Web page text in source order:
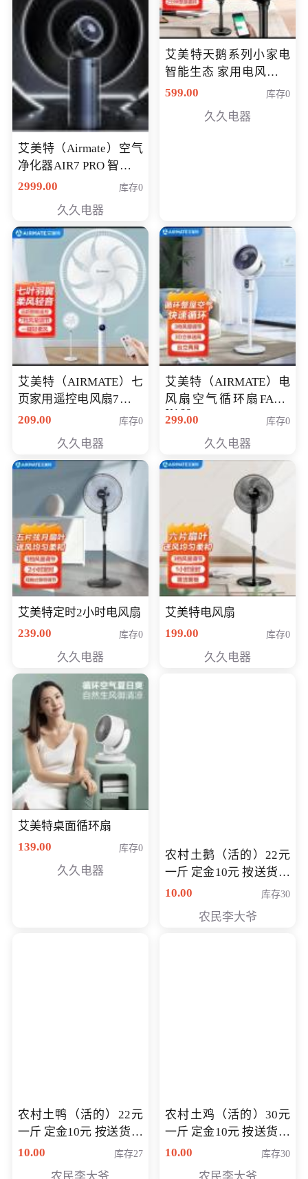
艾美特（Airmate）空气
净化器AIR7 PRO 智能全
屋空气循环负离子旗舰
2999.00 库存0
久久电器
艾美特天鹅系列小家电
智能生态 家用电风扇直
流变频节能轻音空气循
鹅，白天鹅智能)
599.00 库存0
久久电器
艾美特（AIRMATE）七
页家用遥控电风扇7档风
量空气循环摇头立式落
定时落地式风扇CS35-
R20
209.00 库存0
久久电器
艾美特（AIRMATE）电
风扇空气循环扇FA18-
X168
299.00 库存0
久久电器
艾美特定时2小时电风扇
239.00
库存0
久久电器
艾美特电风扇
199.00
库存0
久久电器
艾美特桌面循环扇
139.00
库存0
久久电器
农村土鹅（活的）22元
一斤 定金10元 按送货交
付时秤重计算货款 定金
10.00 库存30
农民李大爷
农村土鸭（活的）22元
一斤 定金10元 按送货交
付时秤重计算货款 定金
10.00 库存27
农村土鸡（活的）30元
一斤 定金10元 按送货交
付时秤重计算货款 定金
10.00 库存30